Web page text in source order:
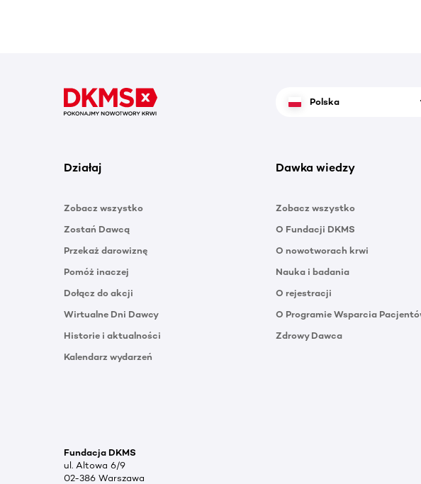
Polska
Działaj
Zobacz wszystko
Zostań Dawcą
Przekaż darowiznę
Pomóż inaczej
Dołącz do akcji
Wirtualne Dni Dawcy
Historie i aktualności
Kalendarz wydarzeń
Dawka wiedzy
Zobacz wszystko
O Fundacji DKMS
O nowotworach krwi
Nauka i badania
O rejestracji
O Programie Wsparcia
Zdrowy Dawca
Fundacja DKMS
ul. Altowa 6/9
02-386 Warszawa